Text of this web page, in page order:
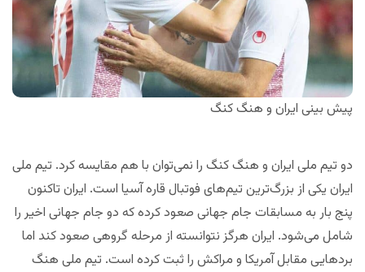
پیش بینی ایران و هنگ کنگ
دو تیم ملی ایران و هنگ کنگ را نمی‌توان با هم مقایسه کرد. تیم ملی
ایران یکی از بزرگ‌ترین تیم‌های فوتبال قاره آسیا است. ایران تاکنون
پنج بار به مسابقات جام جهانی صعود کرده که دو جام جهانی اخیر را
شامل می‌شود. ایران هرگز نتوانسته از مرحله گروهی صعود کند اما
بردهایی مقابل آمریکا و مراکش را ثبت کرده است. تیم ملی هنگ